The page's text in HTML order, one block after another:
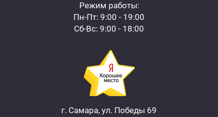
Режим работы:
Пн-Пт: 9:00 - 19:00
Сб-Вс: 9:00 - 18:00
г. Самара, ул. Победы 69